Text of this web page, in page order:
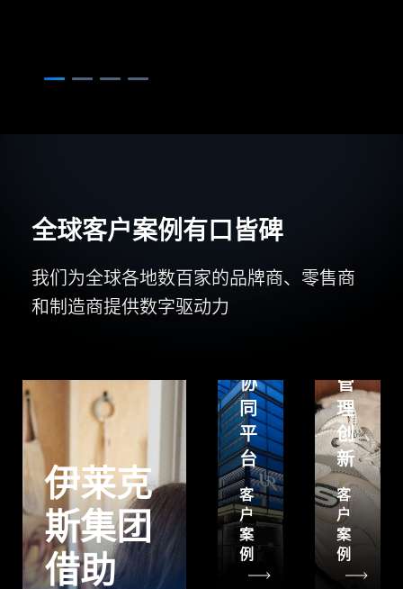
全球客户案例有口皆碑
我们为全球各地数百家的品牌商、零售商
和制造商提供数字驱动力
伊莱克
斯集团
借助
活
的
品
协
同
平
台
客
户
案
例
研
化
管
理
创
新
客
户
案
例
淀
粉
通
过
Centric
PLM
实
现
Centric
PLM
为
KIKO
Milano